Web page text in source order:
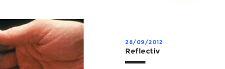
28/09/2012
Reflectiv